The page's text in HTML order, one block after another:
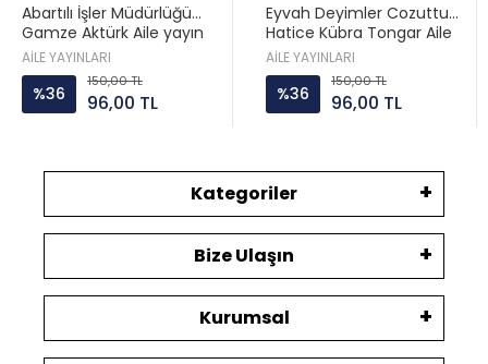
Abartılı İşler Müdürlüğü
Gamze Aktürk Aile yayın
AİLE YAYINLARI
%36
150,00 TL
96,00 TL
Eyvah Deyimler Cozuttu
Hatice Kübra Tongar Aile
yayın
AİLE YAYINLARI
%36
150,00 TL
96,00 TL
Kategoriler
Bize Ulaşın
Kurumsal